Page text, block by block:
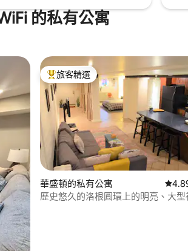
的私有公寓
旅客精選榜首
旅客精選
華盛頓的私有公寓 從
歷史悠久的洛根圓環上的明亮、大型